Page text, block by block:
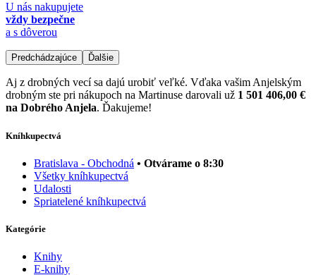
U nás nakupujete
vždy bezpečne
a s dôverou
Predchádzajúce Ďalšie
Aj z drobných vecí sa dajú urobiť veľké. Vďaka vašim Anjelským
drobným ste pri nákupoch na Martinuse darovali už 1 501 406,00 €
na Dobrého Anjela. Ďakujeme!
Kníhkupectvá
Bratislava - Obchodná • Otvárame o 8:30
Všetky kníhkupectvá
Udalosti
Spriatelené kníhkupectvá
Kategórie
Knihy
E-knihy